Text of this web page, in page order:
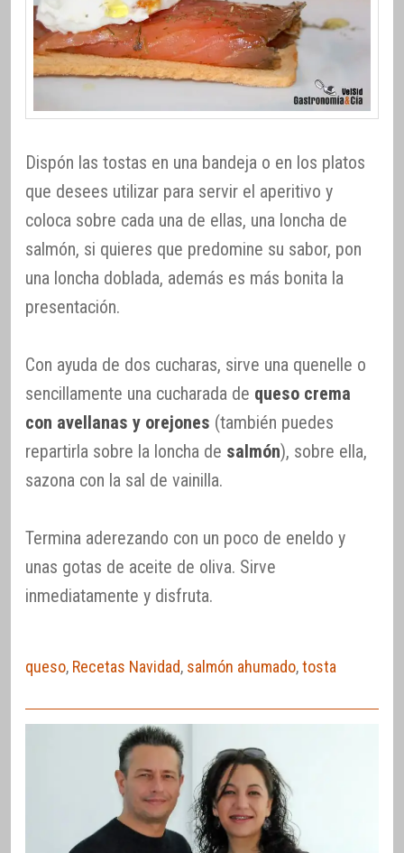
Dispón las tostas en una bandeja o en los platos
que desees utilizar para servir el aperitivo y
coloca sobre cada una de ellas, una loncha de
salmón, si quieres que predomine su sabor, pon
una loncha doblada, además es más bonita la
presentación.
Con ayuda de dos cucharas, sirve una quenelle o
sencillamente una cucharada de queso crema
con avellanas y orejones (también puedes
repartirla sobre la loncha de salmón), sobre ella,
sazona con la sal de vainilla.
Termina aderezando con un poco de eneldo y
unas gotas de aceite de oliva. Sirve
inmediatamente y disfruta.
queso, Recetas Navidad, salmón ahumado,tosta